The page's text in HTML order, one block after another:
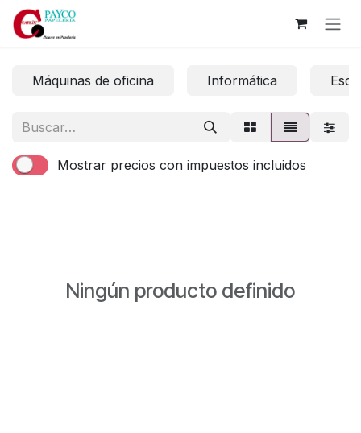
Ir al contenido
Máquinas de oficina Informática
Mostrar precios con impuestos incluidos
Ningún producto definido